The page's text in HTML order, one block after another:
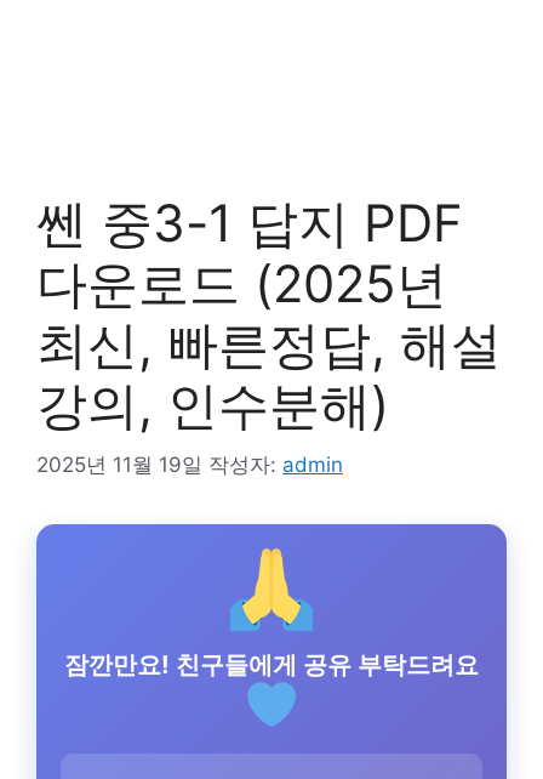
쎈 중3-1 답지 PDF
다운로드 (2025년
최신, 빠른정답, 해설
강의, 인수분해)
2025년 11월 19일 작성자: admin
잠깐만요! 친구들에게 공유 부탁드려요